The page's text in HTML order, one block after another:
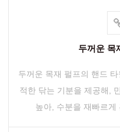
두꺼운 목
두꺼운 목재 펄프의 핸드
적한 닦는 기분을 제공해,
높아, 수분을 재빠르게